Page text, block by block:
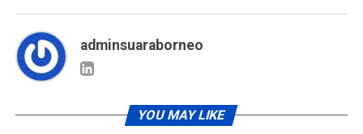
adminsuaraborneo
YOU MAY LIKE